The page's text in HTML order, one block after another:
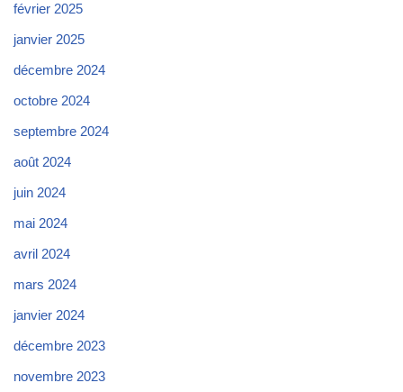
février 2025
janvier 2025
décembre 2024
octobre 2024
septembre 2024
août 2024
juin 2024
mai 2024
avril 2024
mars 2024
janvier 2024
décembre 2023
novembre 2023